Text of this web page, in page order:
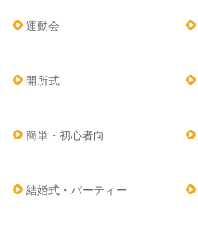
運動会
開所式
簡単・初心者向
結婚式・パーティー